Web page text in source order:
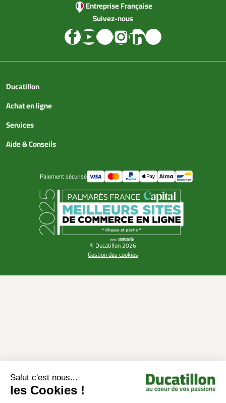
Entreprise Française
Suivez-nous
Ducatillon
Achat en ligne
Services
Aide & Conseils
Paiement sécurisé
© Ducatillon 2026
Gestion des cookies